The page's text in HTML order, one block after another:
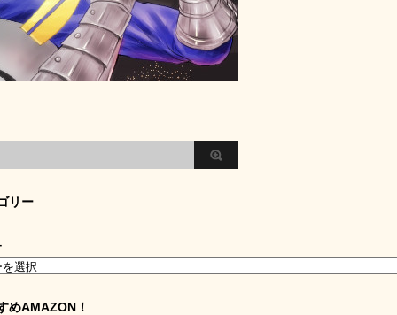
リー
めAMAZON！